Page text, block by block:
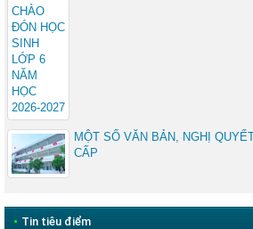
MỘT SỐ VĂN BẢN, NGHỊ
CẤP
• Tin tiêu điểm